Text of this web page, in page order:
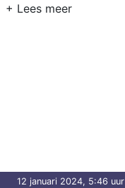
12 januari 2024, 5:46 uur